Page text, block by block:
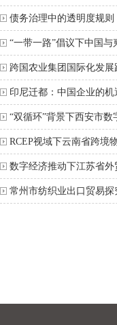
债务治理中的透明度规
“一带一路”倡议下中国
跨国农业集团国际化发
印尼迁都：中国企业的
“双循环”背景下西安市
RCEP视域下云南省跨境
数字经济推动下江苏省
常州市纺织业出口贸易探